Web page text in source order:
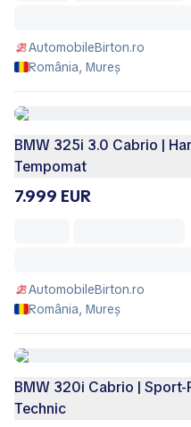
AutomobileBirton.ro
România, Mureș
BMW 325i 3.0 Cabrio |
Tempomat
7.999 EUR
AutomobileBirton.ro
România, Mureș
BMW 320i Cabrio | Sport-
Technic